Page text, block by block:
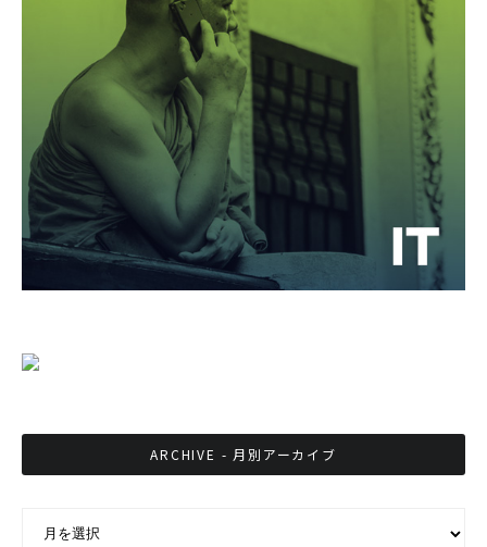
ARCHIVE - 月別アーカイブ